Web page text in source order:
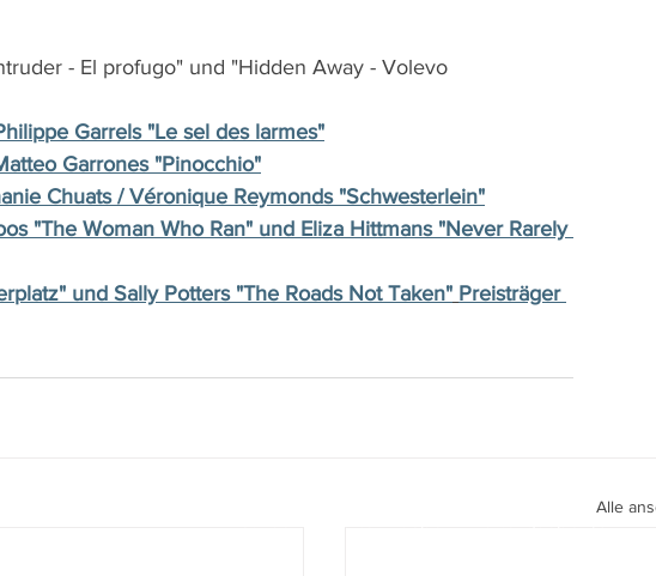
- El profugo" und "Hidden Away - Volevo
Garrels "Le sel des larmes"
Garrones "Pinocchio"
Chuats / Véronique Reymonds "Schwesterlein"
"The Woman Who Ran" und Eliza Hittmans "Never Rarely
und Sally Potters "The Roads Not Taken" Preisträger
Alle
walter.gasperi@film-